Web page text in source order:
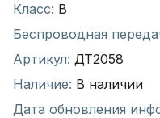
Класс: В
Беспроводная
Артикул: ДТ2058
Наличие: В наличии
Дата обновления